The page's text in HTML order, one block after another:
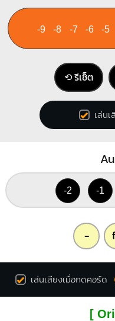
-9 -8 -7 -6 -5
⟲ รีเซ็ต
เล่น
-2 -1
-
เล่นเสียงเมื่อกดคอร์ด
[